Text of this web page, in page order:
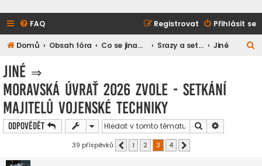
FAQ Přihlásit se
Registrovat
Domů Obsah fóra Co se jinam nevešlo Srazy a setkání Jiné
Jiné ⇒
Moravská úvrať 2026 Zvole - setkání
majitelů vojenské techniky
Odpovědět Hledat
39 příspěvků Předchozí
1 2 3 4